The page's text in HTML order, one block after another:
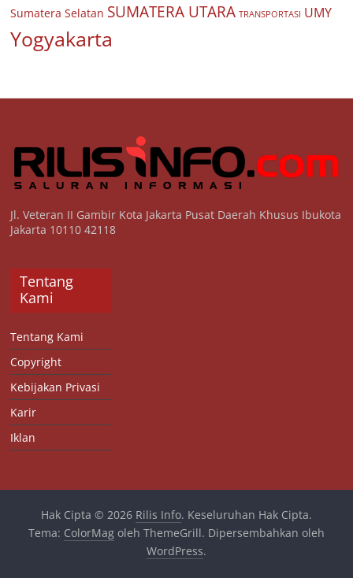
Sumatera Selatan SUMATERA UTARA TRANSPORTASI UMY
Yogyakarta
Jl. Veteran II Gambir Kota Jakarta Pusat Daerah Khusus Ibukota
Jakarta 10110 42118
Tentang
Kami
Tentang Kami
Copyright
Kebijakan Privasi
Karir
Iklan
Hak Cipta © 2026 Rilis Info. Keseluruhan Hak Cipta.
Tema: ColorMagoleh ThemeGrill. Dipersembahkan oleh
WordPress.